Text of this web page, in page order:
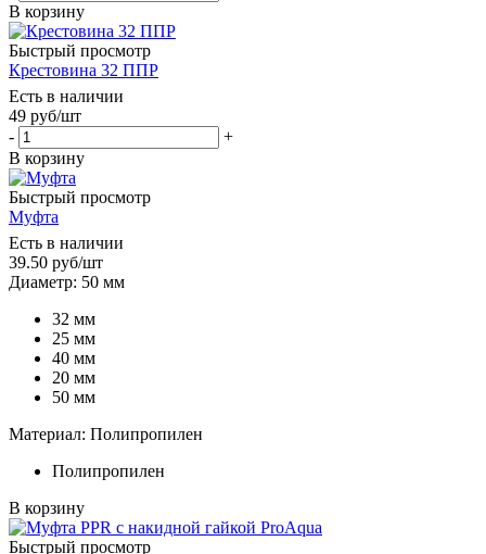
В корзину
Быстрый просмотр
Крестовина 32 ППР
Есть в наличии
49 руб/шт
-
+
В корзину
Быстрый просмотр
Муфта
Есть в наличии
39.50 руб/шт
Диаметр: 50 мм
32 мм
25 мм
40 мм
20 мм
50 мм
Материал: Полипропилен
Полипропилен
В корзину
Быстрый просмотр